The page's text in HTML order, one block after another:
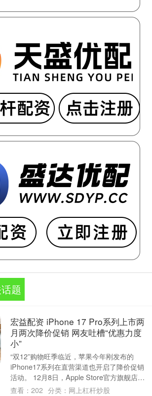
题
宏益配资 iPhone 17 Pro系列上市两
月两次降价促销 网友吐槽“优惠力度
小”
“双12”购物旺季临近，苹果今年刚发布的
iPhone17系列在直营渠道也开启了降价促销
活动。 12月8日，Apple Store官方旗舰店在
天猫平台上推出年末降....
查看： 202 分类： 网上杠杆炒股